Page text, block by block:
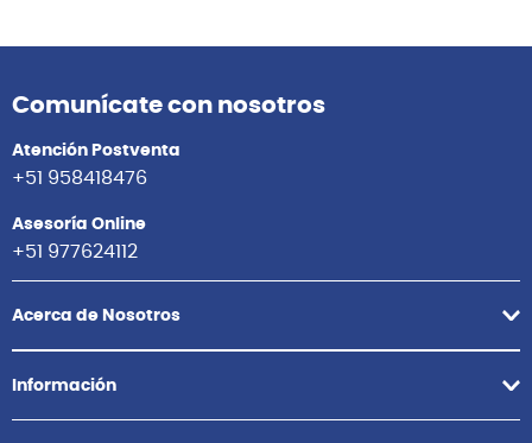
Comunícate con nosotros
Atención Postventa
+51 958418476
Asesoría Online
+51 977624112
Acerca de Nosotros
Información